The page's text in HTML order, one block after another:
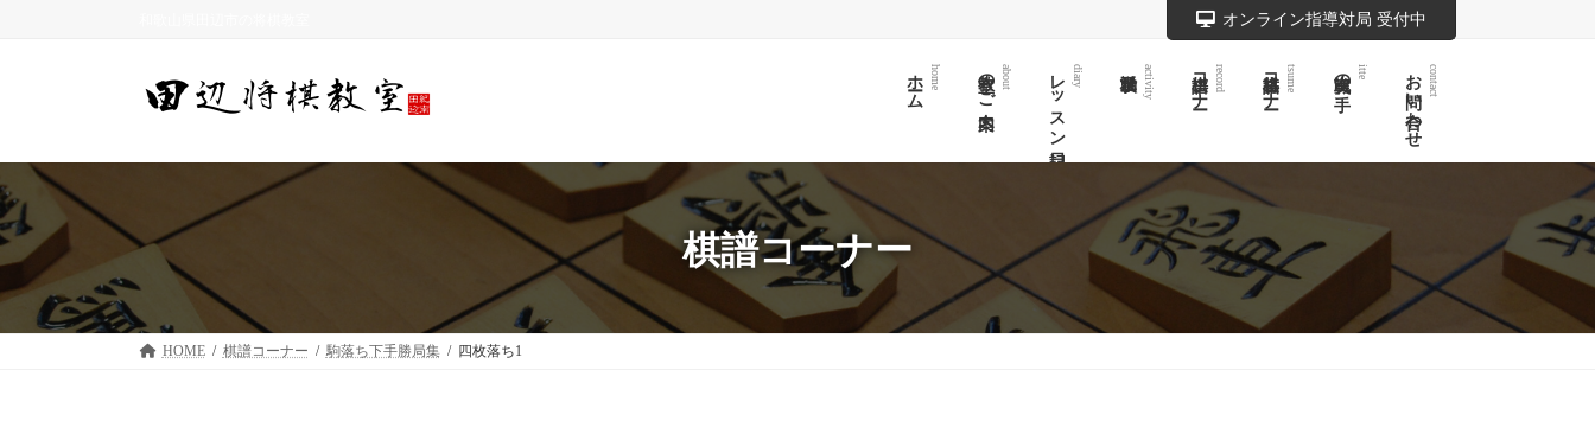
ス
キ
ッ
プ
ン
に
移
動
オンライン指導対局 受付中
ホーム home 教室のご案内 about レッスン日記 diary activity 棋譜コーナー record 詰将棋コーナー tsume 実戦次の一手 itte お問い合わせ contact
棋譜コーナー
HOME 棋譜コーナー 駒落ち下手勝局集 四枚落ち1